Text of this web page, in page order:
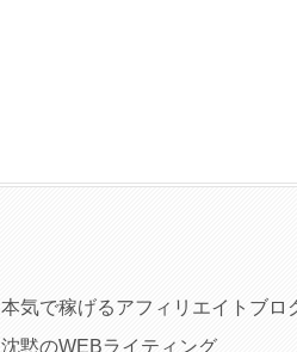
本気で稼げるアフィリエイトブロ
沈黙のWEBライティング